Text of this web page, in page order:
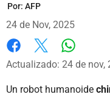
Por: AFP
24 de Nov, 2025
Facebook
X
Actualizado: 24 de nov,
Un robot humanoide